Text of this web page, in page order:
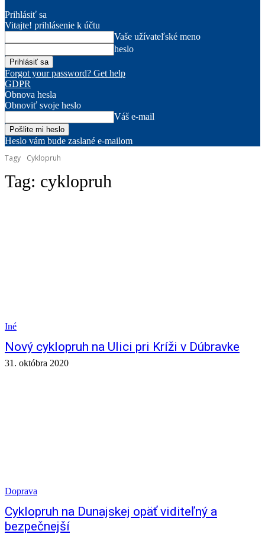
Prihlásiť sa
Vitajte! prihlásenie k účtu
Vaše užívateľské meno
heslo
Forgot your password? Get help
GDPR
Obnova hesla
Obnoviť svoje heslo
Váš e-mail
Heslo vám bude zaslané e-mailom
Tagy
Cyklopruh
Tag: cyklopruh
Iné
Nový cyklopruh na Ulici pri Kríži v Dúbravke
31. októbra 2020
Doprava
Cyklopruh na Dunajskej opäť viditeľný a
bezpečnejší